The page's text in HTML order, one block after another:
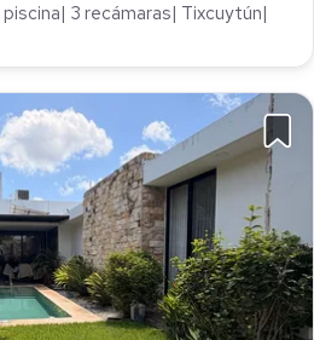
3 recámaras| Tixcuytún|